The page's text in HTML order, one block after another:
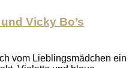
Vicky Bo’s
vom Lieblingsmädchen ein